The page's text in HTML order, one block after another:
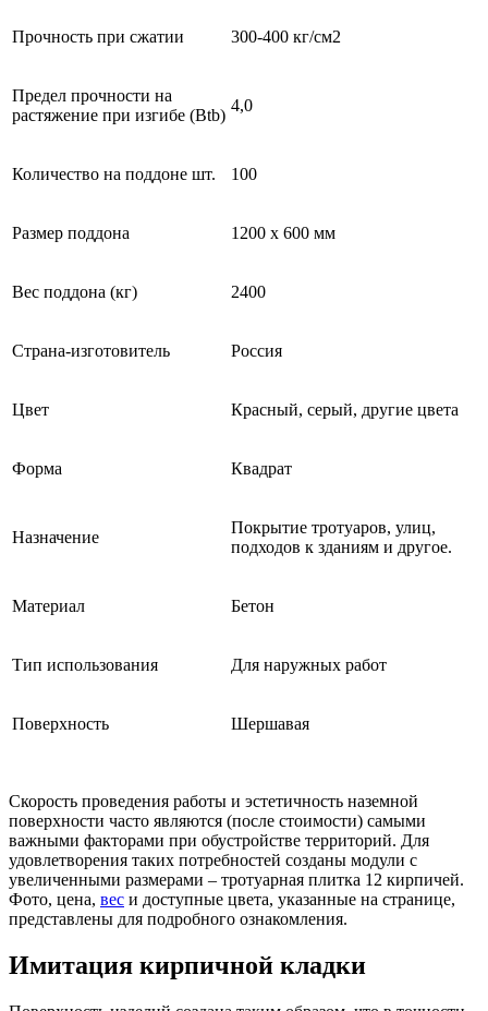
Прочность при сжатии 300-400 кг/см2
Предел прочности на
растяжение при изгибе (Btb)
4,0
Количество на поддоне шт. 100
Размер поддона 1200 x 600 мм
Вес поддона (кг) 2400
Страна-изготовитель Россия
Цвет Красный, серый, другие цвета
Форма Квадрат
Назначение
Покрытие тротуаров, улиц,
подходов к зданиям и другое.
Материал Бетон
Тип использования Для наружных работ
Поверхность Шершавая
Скорость проведения работы и эстетичность наземной
поверхности часто являются (после стоимости) самыми
важными факторами при обустройстве территорий. Для
удовлетворения таких потребностей созданы модули с
увеличенными размерами – тротуарная плитка 12 кирпичей.
Фото, цена, вес и доступные цвета, указанные на странице,
представлены для подробного ознакомления.
Имитация кирпичной кладки